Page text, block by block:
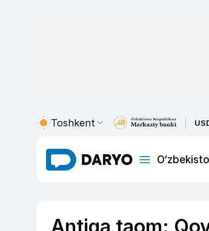
Toshkent